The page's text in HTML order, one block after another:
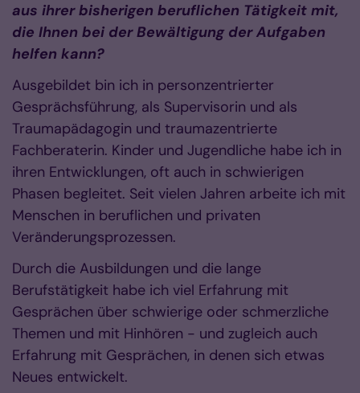
aus ihrer bisherigen beruflichen Tätigkeit mit,
die Ihnen bei der Bewältigung der Aufgaben
helfen kann?
Ausgebildet bin ich in personzentrierter
Gesprächsführung, als Supervisorin und als
Traumapädagogin und traumazentrierte
Fachberaterin. Kinder und Jugendliche habe ich in
ihren Entwicklungen, oft auch in schwierigen
Phasen begleitet. Seit vielen Jahren arbeite ich mit
Menschen in beruflichen und privaten
Veränderungsprozessen.
Durch die Ausbildungen und die lange
Berufstätigkeit habe ich viel Erfahrung mit
Gesprächen über schwierige oder schmerzliche
Themen und mit Hinhören - und zugleich auch
Erfahrung mit Gesprächen, in denen sich etwas
Neues entwickelt.